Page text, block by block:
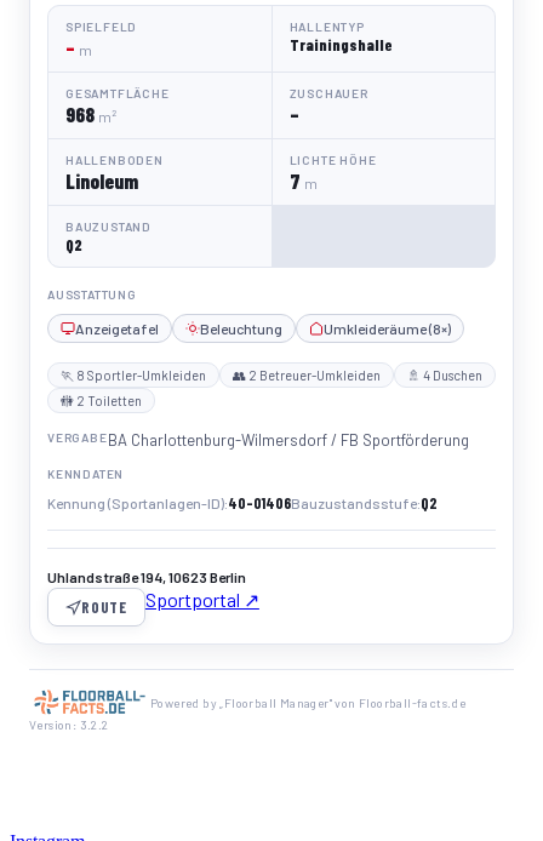
SPIELFELD
– m
HALLENTYP
Trainingshalle
GESAMTFLÄCHE
968 m²
ZUSCHAUER
–
HALLENBODEN
Linoleum
LICHTE HÖHE
7 m
BAUZUSTAND
Q2
AUSSTATTUNG
Anzeigetafel Beleuchtung Umkleideräume (8×)
🏃 8 Sportler-Umkleiden 👥 2 Betreuer-Umkleiden
🚿 4 Duschen
🚻 2 Toiletten
VERGABEBA Charlottenburg-Wilmersdorf / FB Sportförderung
KENNDATEN
Kennung (Sportanlagen-ID) 40-01406Bauzustandsstufe Q2
Uhlandstraße 194, 10623 Berlin
ROUTE Sportportal ↗
Powered by „Floorball Manager" von Floorball-facts.de
Version: 3.2.2